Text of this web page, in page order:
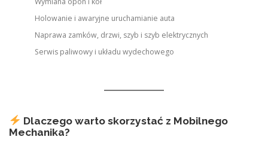
Holowanie i awaryjne uruchamianie auta
Naprawa zamków, drzwi, szyb i szyb elektrycznych
Serwis paliwowy i układu wydechowego
Dlaczego warto skorzystać z Mobilnego
Mechanika?